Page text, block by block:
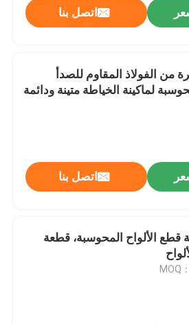
اتصل بنا
من الفولاذ المقاوم للصدأ
لماكينة الخياطة متينة ودائمة
اتصل بنا
قطع الألواح المحوسبة، قطعة
MOQ